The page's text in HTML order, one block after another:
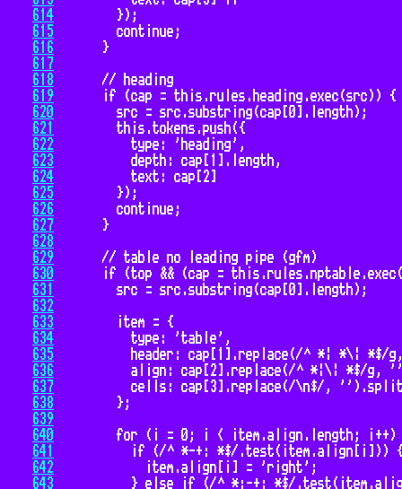
614
615
616
617
618
619
620
621
622
623
624
625
626
627
628
629
630
631
632
633
634
635
636
637
638
639
640
641
642
643